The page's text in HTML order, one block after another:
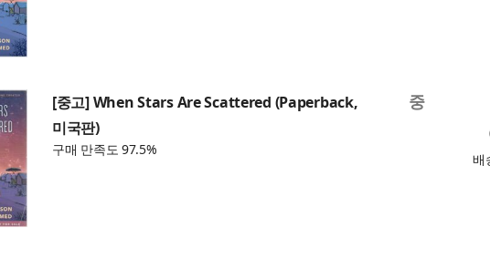
[중고] When Stars Are Scattered (Paperback,
미국판)
구매 만족도 97.5%
중
배